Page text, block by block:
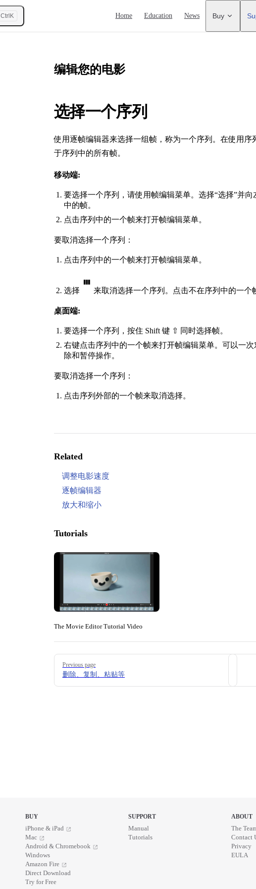
Ctrl K Home Education News Buy
编辑您的电影
选择一个序列
使用逐帧编辑器来选择一组帧，称为一个序列。在使用序
于序列中的所有帧。
移动端:
要选择一个序列，请使用帧编辑菜单。选择“选择”并
中的帧。
点击序列中的一个帧来打开帧编辑菜单。
要取消选择一个序列：
点击序列中的一个帧来打开帧编辑菜单。
选择 来取消选择一个序列。点击不在序列中的一个
桌面端:
要选择一个序列，按住 Shift 键 ⇧ 同时选择帧。
右键点击序列中的一个帧来打开帧编辑菜单。可以一
除和暂停操作。
要取消选择一个序列：
点击序列外部的一个帧来取消选择。
Related
调整电影速度
逐帧编辑器
放大和缩小
Tutorials
The Movie Editor Tutorial Video
Pager
Previous page
删除、复制、粘贴等
BUY
iPhone & iPad
Mac
Android & Chromebook
Windows
Amazon Fire
Direct Download
Try for Free
SUPPORT
Manual
Tutorials
ABOUT
The
Contact
Privacy
EULA